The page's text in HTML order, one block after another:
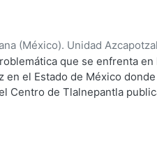
(México). Unidad
09)Borjes Flores, Enya
que se enfrenta en
en el Estado de México
Centro de Tlalnepantla